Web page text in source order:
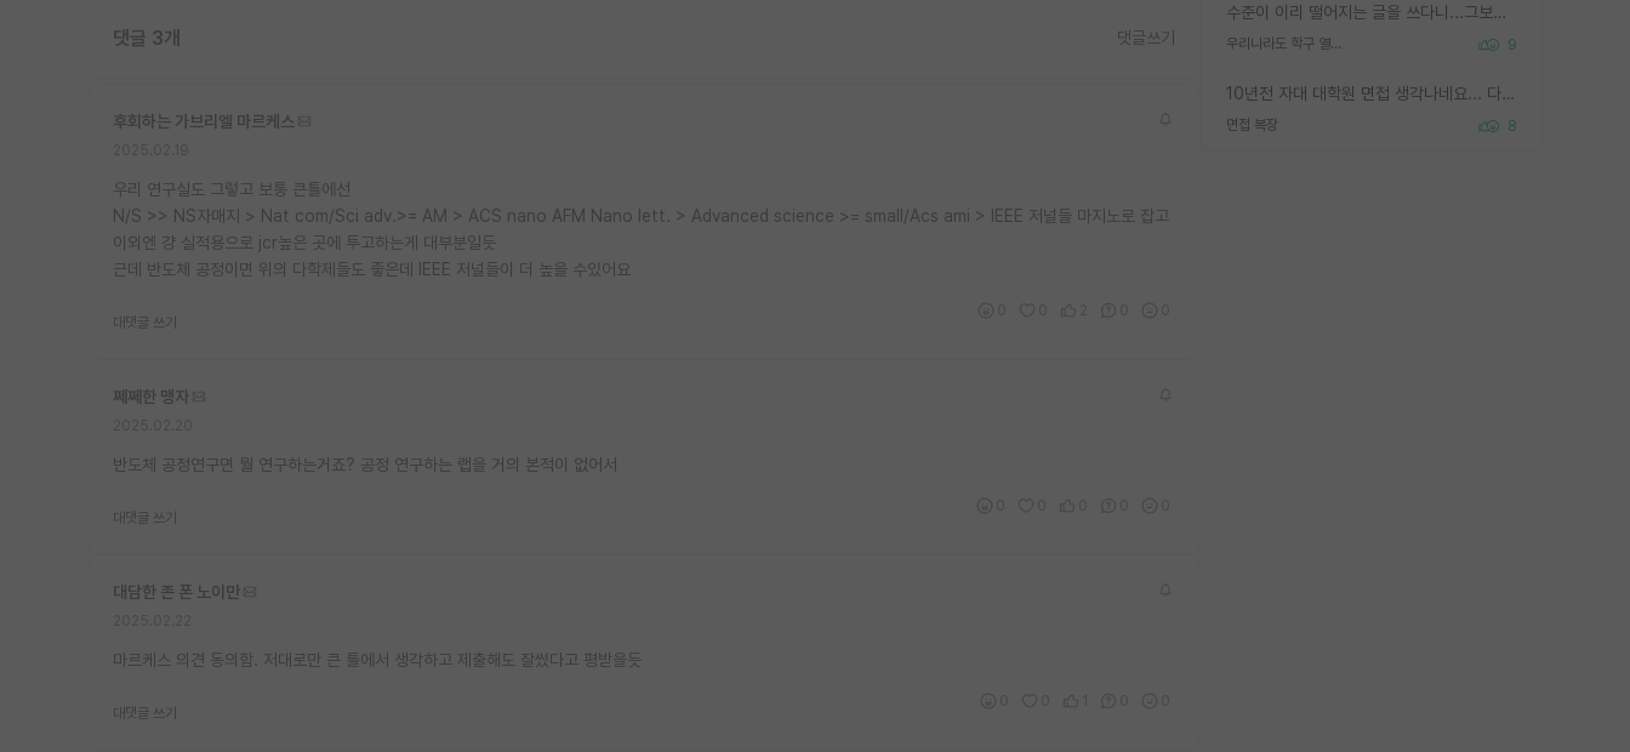
수준이 이리 떨어지는 글을 쓰다니...그보다 이런 헛소리에 정성들여 답변해주시는 분들에게 존경심 1 드림
우리나라도 학구 열풍보면 Higher Doctorate 학위가 필요하다고 봅니다. 9
10년전 자대 대학원 면접 생각나네요... 다들 양복에 넥타이까지 하고 갔더니, 국회의원 출마하냐고 놀리셨던. (면접질문내용: 증명사진에선 두상이 계란형인데, 실제론 그렇지 않다. 증명사진이 뭘 증명하고 있는거냐)ㅋㅋㅋㅋ
면접 복장 8
댓글 3개 댓글쓰기
후회하는 가브리엘 마르케스
우리 연구실도 그렇고 보통 큰틀에선
N/S >> NS자매지 > Nat com/Sci adv.>= AM > ACS nano AFM Nano lett. > Advanced science >= small/Acs ami > IEEE 저널들 마지노로 잡고
이외엔 걍 실적용으로 jcr높은 곳에 투고하는게 대부분일듯
근데 반도체 공정이면 위의 다학제들도 좋은데 IEEE 저널들이 더 높을 수있어요
대댓글 쓰기
쩨쩨한 맹자
반도체 공정연구면 뭘 연구하는거죠? 공정 연구하는 랩을 거의 본적이 없어서
대댓글 쓰기
대담한 존 폰 노이만
마르케스 의견 동의함. 저대로만 큰 틀에서 생각하고 제출해도 잘썼다고 평받을듯
대댓글 쓰기